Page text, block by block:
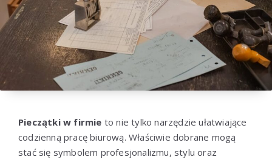
Pieczątki w firmie to nie tylko narzędzie ułatwiające
codzienną pracę biurową. Właściwie dobrane mogą
stać się symbolem profesjonalizmu, stylu oraz